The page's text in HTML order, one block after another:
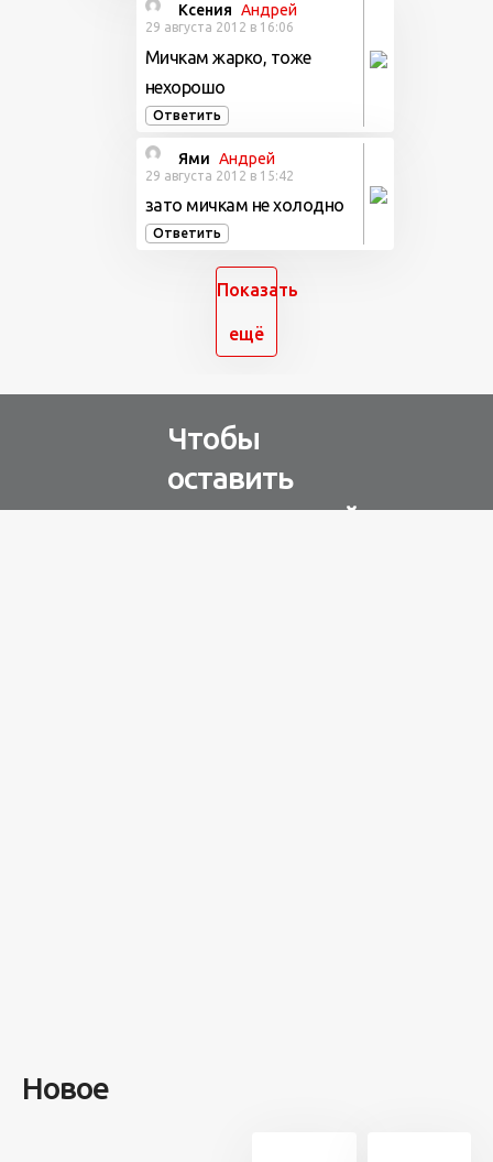
Ксения Андрей
29 августа 2012 в 16:06
Мичкам жарко, тоже
нехорошо
Ответить
Ями Андрей
29 августа 2012 в 15:42
зато мичкам не холодно
Ответить
Показать
ещё
Чтобы
оставить
комментарий
Новое
5 минут